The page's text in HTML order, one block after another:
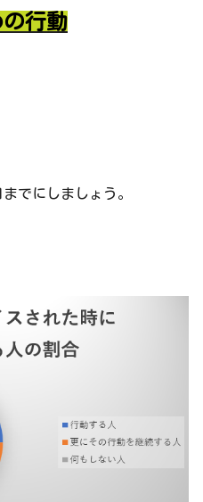
行動
でにしましょう。